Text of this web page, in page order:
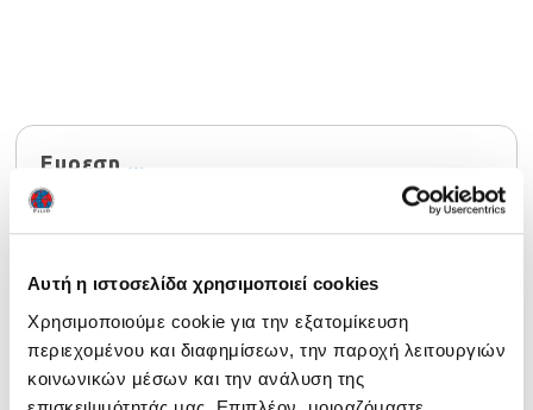
Αυτή η ιστοσελίδα χρησιμοποιεί cookies
Χρησιμοποιούμε cookie για την εξατομίκευση
περιεχομένου και διαφημίσεων, την παροχή λειτουργιών
κοινωνικών μέσων και την ανάλυση της
Ευρεση
Τελευταία νέα
Ενημέρωση 29/07/2026 29 July 2026